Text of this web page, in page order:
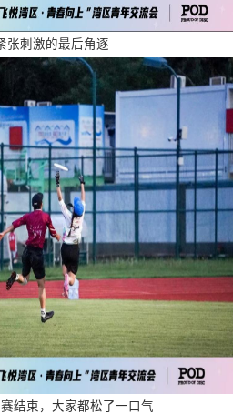
张刺激的最后角逐
结束，大家都松了一口气